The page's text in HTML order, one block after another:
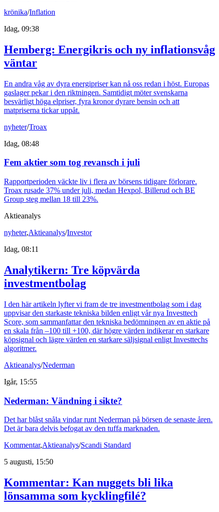
krönika/Inflation
Idag, 09:38
Hemberg: Energikris och ny inflationsvåg
väntar
En andra våg av dyra energipriser kan nå oss redan i höst. Europas
gaslager pekar i den riktningen. Samtidigt möter svenskarna
besvärligt höga elpriser, fyra kronor dyrare bensin och att
matpriserna tickar uppåt.
nyheter/Troax
Idag, 08:48
Fem aktier som tog revansch i juli
Rapportperioden väckte liv i flera av börsens tidigare förlorare.
Troax rusade 37% under juli, medan Hexpol, Billerud och BE
Group steg mellan 18 till 23%.
Aktieanalys
nyheter,Aktieanalys/Investor
Idag, 08:11
Analytikern: Tre köpvärda
investmentbolag
I den här artikeln lyfter vi fram de tre investmentbolag som i dag
uppvisar den starkaste tekniska bilden enligt vår nya Investtech
Score, som sammanfattar den tekniska bedömningen av en aktie på
en skala från –100 till +100, där högre värden indikerar en starkare
köpsignal och lägre värden en starkare säljsignal enligt Investtechs
algoritmer.
Aktieanalys/Nederman
Igår, 15:55
Nederman: Vändning i sikte?
Det har blåst snåla vindar runt Nederman på börsen de senaste åren.
Det är bara delvis befogat av den tuffa marknaden.
Kommentar,Aktieanalys/Scandi Standard
5 augusti, 15:50
Kommentar: Kan nuggets bli lika
lönsamma som kycklingfilé?